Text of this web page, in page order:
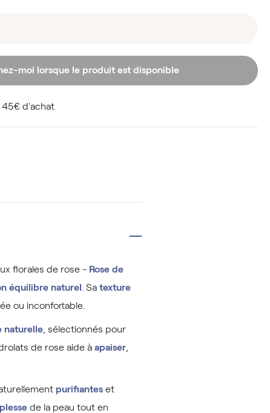
moi lorsque le produit est disponible
45€ d'achat
florales de rose - Rose de
équilibre naturel . Sa texture
ou inconfortable.
naturelle, sélectionnés pour
de rose aide à apaiser,
purifianteset
de la peau tout en